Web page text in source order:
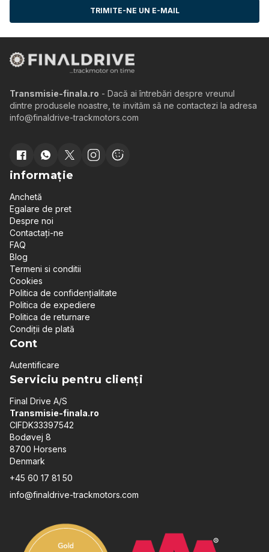
TRIMITE-NE UN E-MAIL
Transmisie-finala.ro - Dacă ai întrebări despre vreunul
dintre produsele noastre, te invităm să ne contactezi la adresa
info@finaldrive-trackmotors.com
informație
Anchetă
Egalare de pret
Despre noi
Contactați-ne
FAQ
Blog
Termeni si conditii
Cookies
Politica de confidențialitate
Politica de expediere
Politica de returnare
Condiții de plată
Cont
Autentificare
Serviciu pentru clienți
Final Drive A/S
Transmisie-finala.ro
CIFDK33397542
Bodøvej 8
8700 Horsens
Denmark
+45 60 17 81 50
info@finaldrive-trackmotors.com